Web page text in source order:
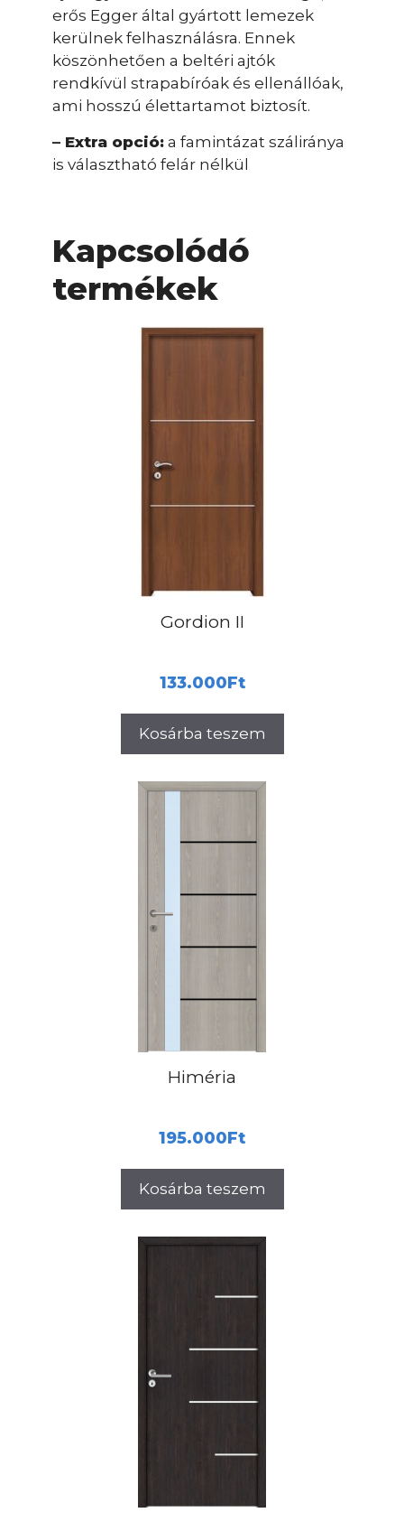
erős Egger által gyártott lemezek
kerülnek felhasználásra. Ennek
köszönhetően a beltéri ajtók
rendkívül strapabíróak és ellenállóak,
ami hosszú élettartamot biztosít.
– Extra opció: a famintázat száliránya
is választható felár nélkül
Kapcsolódó
termékek
Gordion II
133.000Ft
Kosárba teszem
Himéria
195.000Ft
Kosárba teszem